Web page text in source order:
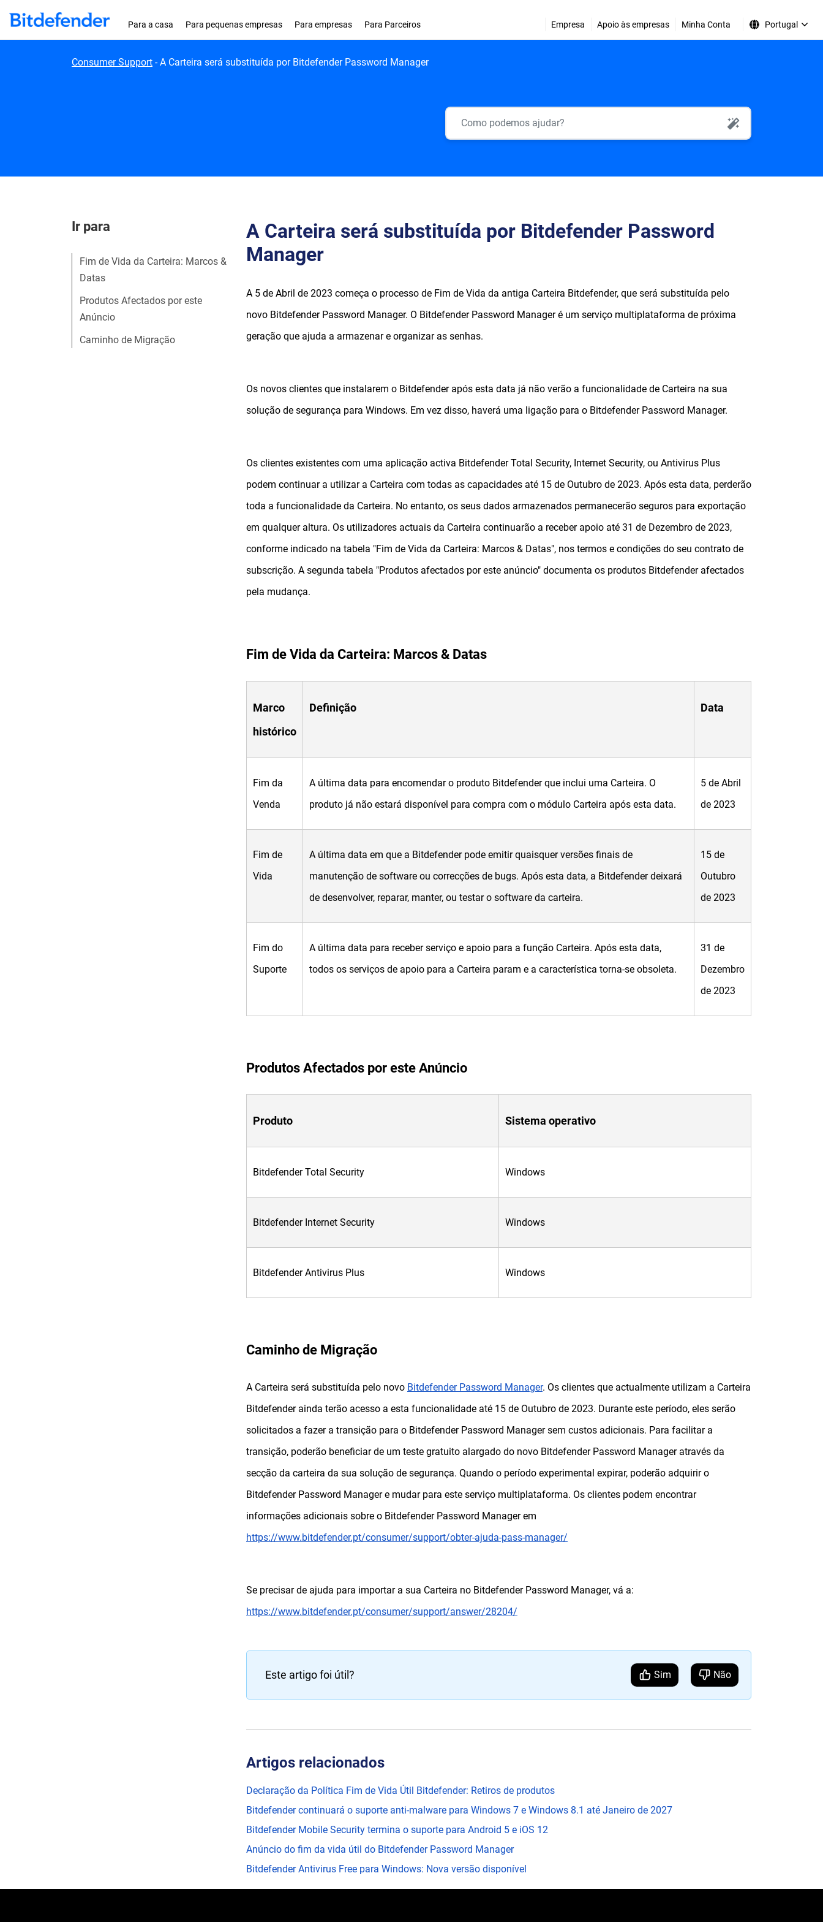
Skip to content
Para a casa Para pequenas empresas Para empresas Para Parceiros Empresa Apoio às empresas Minha Conta Portugal
Consumer Support -A Carteira será substituída por Bitdefender Password Manager
Ir para
Fim de Vida da Carteira: Marcos &
Datas
Produtos Afectados por este
Anúncio
Caminho de Migração
A Carteira será substituída por Bitdefender Password
Manager
A 5 de Abril de 2023 começa o processo de Fim de Vida da antiga Carteira Bitdefender, que será substituída pelo
novo Bitdefender Password Manager. O Bitdefender Password Manager é um serviço multiplataforma de próxima
geração que ajuda a armazenar e organizar as senhas.
Os novos clientes que instalarem o Bitdefender após esta data já não verão a funcionalidade de Carteira na sua
solução de segurança para Windows. Em vez disso, haverá uma ligação para o Bitdefender Password Manager.
Os clientes existentes com uma aplicação activa Bitdefender Total Security, Internet Security, ou Antivirus Plus
podem continuar a utilizar a Carteira com todas as capacidades até 15 de Outubro de 2023. Após esta data, perderão
toda a funcionalidade da Carteira. No entanto, os seus dados armazenados permanecerão seguros para exportação
em qualquer altura. Os utilizadores actuais da Carteira continuarão a receber apoio até 31 de Dezembro de 2023,
conforme indicado na tabela "Fim de Vida da Carteira: Marcos & Datas", nos termos e condições do seu contrato de
subscrição. A segunda tabela "Produtos afectados por este anúncio" documenta os produtos Bitdefender afectados
pela mudança.
Fim de Vida da Carteira: Marcos & Datas
Marco
histórico
Definição Data
Fim da
Venda
A última data para encomendar o produto Bitdefender que inclui uma Carteira. O
produto já não estará disponível para compra com o módulo Carteira após esta data.
5 de Abril
de 2023
Fim de
Vida
A última data em que a Bitdefender pode emitir quaisquer versões finais de
manutenção de software ou correcções de bugs. Após esta data, a Bitdefender deixará
de desenvolver, reparar, manter, ou testar o software da carteira.
15 de
Outubro
de 2023
Fim do
Suporte
A última data para receber serviço e apoio para a função Carteira. Após esta data,
todos os serviços de apoio para a Carteira param e a característica torna-se obsoleta.
31 de
Dezembro
de 2023
Produtos Afectados por este Anúncio
Produto Sistema operativo
Bitdefender Total Security Windows
Bitdefender Internet Security Windows
Bitdefender Antivirus Plus Windows
Caminho de Migração
A Carteira será substituída pelo novo Bitdefender Password Manager. Os clientes que actualmente utilizam a Carteira
Bitdefender ainda terão acesso a esta funcionalidade até 15 de Outubro de 2023. Durante este período, eles serão
solicitados a fazer a transição para o Bitdefender Password Manager sem custos adicionais. Para facilitar a
transição, poderão beneficiar de um teste gratuito alargado do novo Bitdefender Password Manager através da
secção da carteira da sua solução de segurança. Quando o período experimental expirar, poderão adquirir o
Bitdefender Password Manager e mudar para este serviço multiplataforma. Os clientes podem encontrar
informações adicionais sobre o Bitdefender Password Manager em
https://www.bitdefender.pt/consumer/support/obter-ajuda-pass-manager/
Se precisar de ajuda para importar a sua Carteira no Bitdefender Password Manager, vá a:
https://www.bitdefender.pt/consumer/support/answer/28204/
Este artigo foi útil? Sim Não
Artigos relacionados
Declaração da Política Fim de Vida Útil Bitdefender: Retiros de produtos
Bitdefender continuará o suporte anti-malware para Windows 7 e Windows 8.1 até Janeiro de 2027
Bitdefender Mobile Security termina o suporte para Android 5 e iOS 12
Anúncio do fim da vida útil do Bitdefender Password Manager
Bitdefender Antivirus Free para Windows: Nova versão disponível